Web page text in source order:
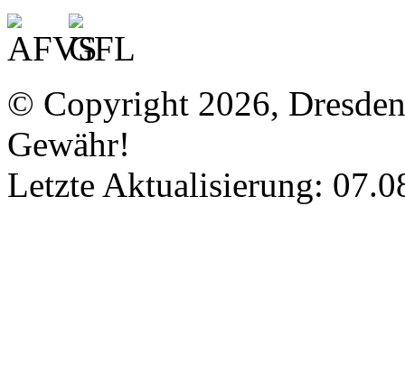
© Copyright 2026,
Gewähr!
Letzte Aktualisierung: